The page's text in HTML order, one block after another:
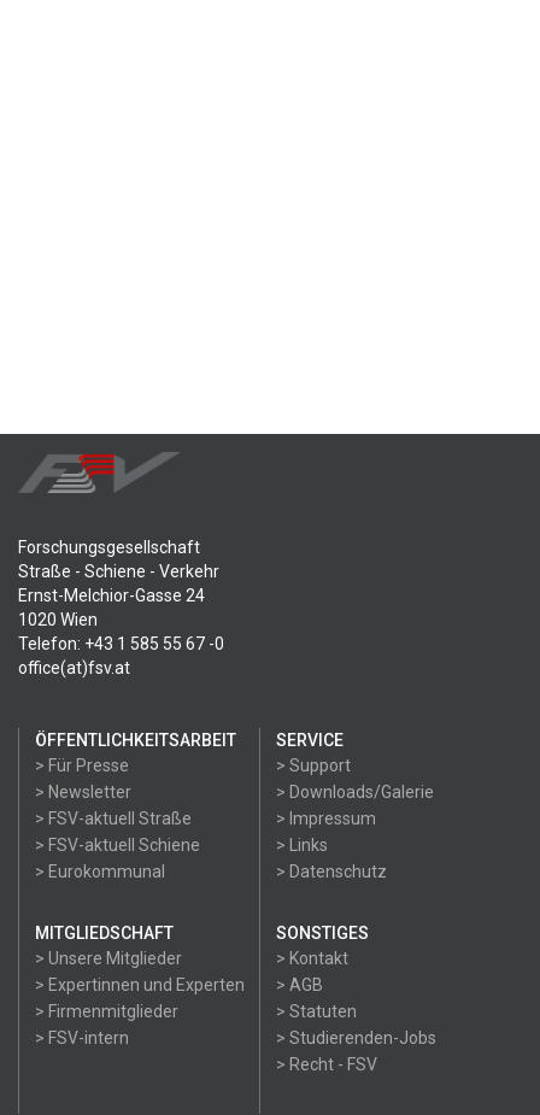
Forschungsgesellschaft
Straße - Schiene - Verkehr
Ernst-Melchior-Gasse 24
1020 Wien
Telefon: +43 1 585 55 67 -0
office(at)fsv.at
ÖFFENTLICHKEITSARBEIT
> Für Presse
> Newsletter
> FSV-aktuell Straße
> FSV-aktuell Schiene
> Eurokommunal
SERVICE
> Support
> Downloads/Galerie
> Impressum
> Links
> Datenschutz
MITGLIEDSCHAFT
> Unsere Mitglieder
> Expertinnen und Experten
> Firmenmitglieder
> FSV-intern
SONSTIGES
> Kontakt
> AGB
> Statuten
> Studierenden-Jobs
> Recht - FSV